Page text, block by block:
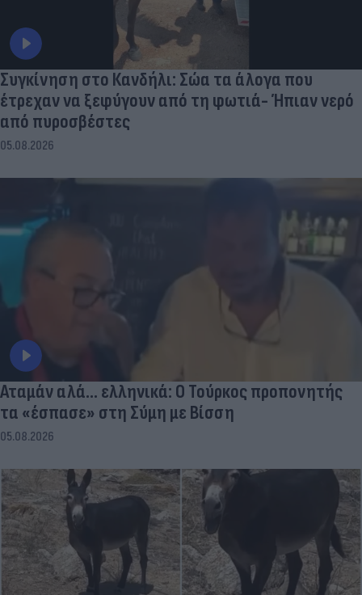
Συγκίνηση στο Κανδήλι: Σώα τα άλογα που
έτρεχαν να ξεφύγουν από τη φωτιά- Ήπιαν νερό
από πυροσβέστες
05.08.2026
Αταμάν αλά... ελληνικά: Ο Τούρκος προπονητής
τα «έσπασε» στη Σύμη με Βίσση
05.08.2026